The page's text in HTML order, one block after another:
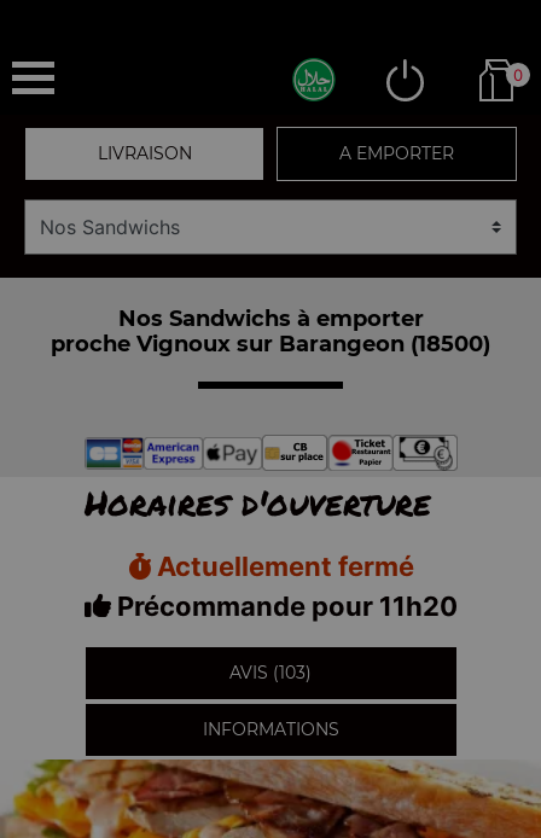
0
LIVRAISON A EMPORTER
Nos Sandwichs à emporter
proche Vignoux sur Barangeon (18500)
Horaires d'ouverture
Actuellement fermé
Précommande pour 11h20
AVIS (103)
INFORMATIONS